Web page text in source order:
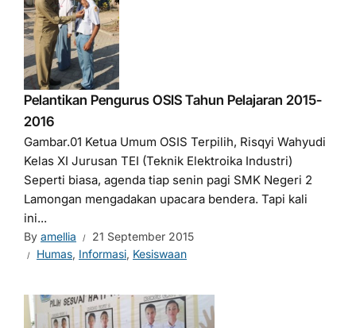
Pelantikan Pengurus OSIS Tahun Pelajaran 2015-
2016
Gambar.01 Ketua Umum OSIS Terpilih, Risqyi Wahyudi
Kelas XI Jurusan TEI (Teknik Elektroika Industri)
Seperti biasa, agenda tiap senin pagi SMK Negeri 2
Lamongan mengadakan upacara bendera. Tapi kali
ini...
By amellia
21 September 2015
Humas, Informasi, Kesiswaan